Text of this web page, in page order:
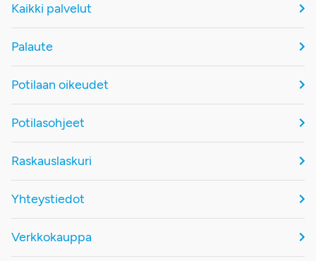
Kaikki palvelut
Palaute
Potilaan oikeudet
Potilasohjeet
Raskauslaskuri
Yhteystiedot
Verkkokauppa